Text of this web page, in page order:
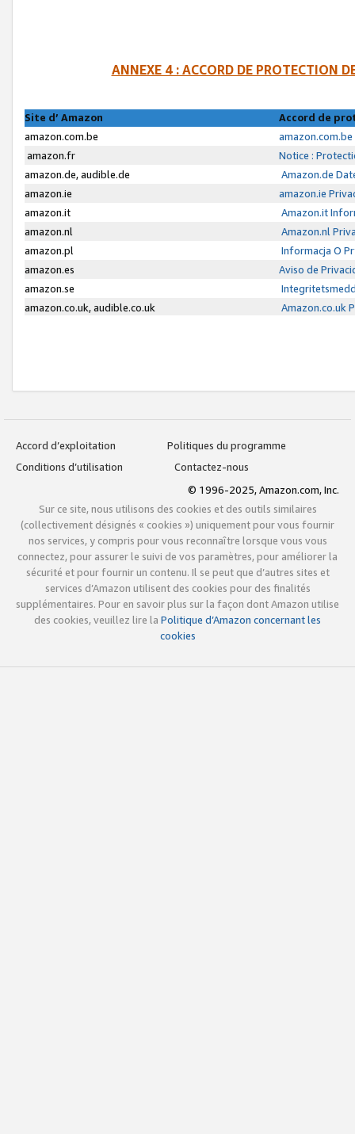
ANNEXE 4 : ACCORD DE PROTECTION
Site d’ Amazon
Accord de
amazon.com.be
amazon.fr
Notice :
amazon.de, audible.de
Amazon.de
amazon.ie
amazon.ie
amazon.it
Amazon.it
amazon.nl
Amazon.nl
amazon.pl
Informacja O
amazon.es
Aviso de
amazon.se
amazon.co.uk, audible.co.uk
Amazon.co.uk
Accord d’exploitation
Politiques du programme
Conditions d’utilisation
Contactez-nous
© 1996-2025, Amazon.com, Inc.
Sur ce site, nous utilisons des cookies et des outils similaires
(collectivement désignés « cookies ») uniquement pour vous fournir
nos services, y compris pour vous reconnaître lorsque vous vous
connectez, pour assurer le suivi de vos paramètres, pour améliorer la
sécurité et pour fournir un contenu. Il se peut que d’autres sites et
services d’Amazon utilisent des cookies pour des finalités
supplémentaires. Pour en savoir plus sur la façon dont Amazon utilise
des cookies, veuillez lire la Politique d’Amazon concernant les
cookies